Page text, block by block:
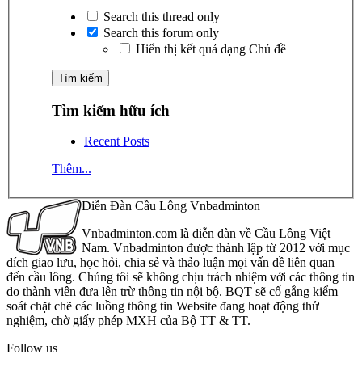
Search this thread only
Search this forum only
Hiển thị kết quả dạng Chủ đề
Tìm kiếm hữu ích
Recent Posts
Thêm...
Diễn Đàn Cầu Lông Vnbadminton
Vnbadminton.com là diễn đàn về Cầu Lông Việt
Nam. Vnbadminton được thành lập từ 2012 với mục
đích giao lưu, học hỏi, chia sẻ và thảo luận mọi vấn đề liên quan
đến cầu lông. Chúng tôi sẽ không chịu trách nhiệm với các thông tin
do thành viên đưa lên trừ thông tin nội bộ. BQT sẽ cố gắng kiểm
soát chặt chẽ các luồng thông tin Website đang hoạt động thử
nghiệm, chờ giấy phép MXH của Bộ TT & TT.
Follow us